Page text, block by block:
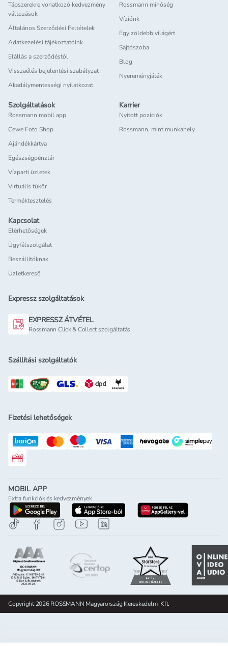
Tápszerekre vonatkozó kedvezmény
változások
Általános Szerződési Feltételek
Adatkezelési tájékoztatóink
Elállás a szerződéstől
Visszaélés bejelentési szabályzat
Akadálymentességi nyilatkozat
Rossmann minőség
Víziónk
Egy zöldebb világért
Sajtószoba
Blog
Nyereményjáték
Szolgáltatások
Rossmann mobil app
Cewe Foto Shop
Ajándékkártya
Egészségpénztár
Vízparti üzletek
Virtuális tükör
Terméktesztelés
Karrier
Nyitott pozíciók
Rossmann, mint munkahely
Kapcsolat
Elérhetőségek
Ügyfélszolgálat
Beszállítóknak
Üzletkereső
Expressz szolgáltatások
EXPRESSZ ÁTVÉTEL
Rossmann Click & Collect szolgáltatás
Szállítási szolgáltatók
Fizetési lehetőségek
Rossmann ajándékkártya
MOBIL APP
Extra funkciók és kedvezmények
letöltés a google-play-rölletöltés az app-store-ból
letöltés
Copyright 2026 ROSSMANN Magyarország Kereskedelmi Kft.